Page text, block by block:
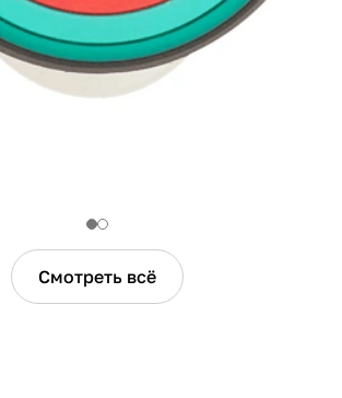
Смотреть всё